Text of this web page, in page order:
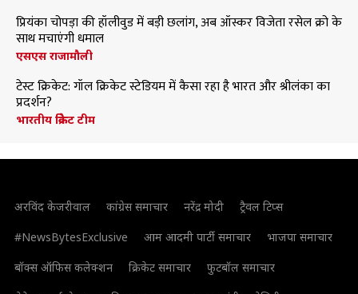
प्रियंका चोपड़ा की हॉलीवुड में बड़ी छलांग, अब ऑस्कर विजेता रसेल क्रो के
साथ मचाएंगी धमाल
एसएस राजामौली
टेस्ट क्रिकेट: गॉल क्रिकेट स्टेडियम में कैसा रहा है भारत और श्रीलंका का
प्रदर्शन?
भारतीय क्रिकेट टीम
अरविंद केजरीवाल कांग्रेस समाचार नरेंद्र मोदी
ट्रैवल टिप्स
#NewsBytesExclusive
आम आदमी पार्टी समाचार
भाजपा समाचार
बॉक्स ऑफिस कलेक्शन
क्रिकेट समाचार
फुटबॉल समाचार